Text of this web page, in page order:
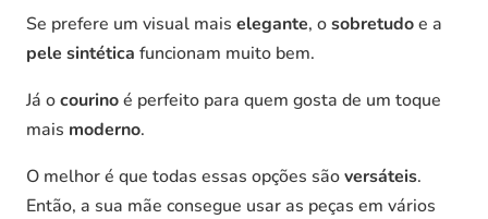
Se prefere um visual mais elegante, osobretudoe a
pele sintética funcionam muito bem.
Já ocourinoé perfeito para quem gosta de um toque
mais moderno.
O melhor é que todas essas opções sãoversáteis.
Então, a sua mãe consegue usar as peças em vários